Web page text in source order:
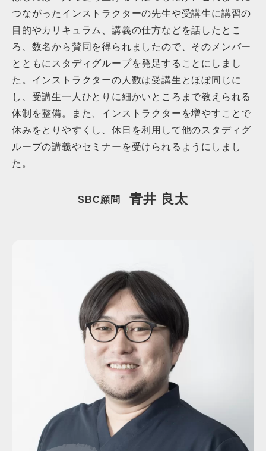
つながったインストラクターの先生や受講生に講習の
目的やカリキュラム、講義の仕方などを話したとこ
ろ、数名から賛同を得られましたので、そのメンバー
とともにスタディグループを発足することにしまし
た。インストラクターの人数は受講生とほぼ同じに
し、受講生一人ひとりに細かいところまで教えられる
体制を整備。また、インストラクターを増やすことで
休みをとりやすくし、休日を利用して他のスタディグ
ループの講義やセミナーを受けられるようにしまし
た。
SBC顧問 青井 良太